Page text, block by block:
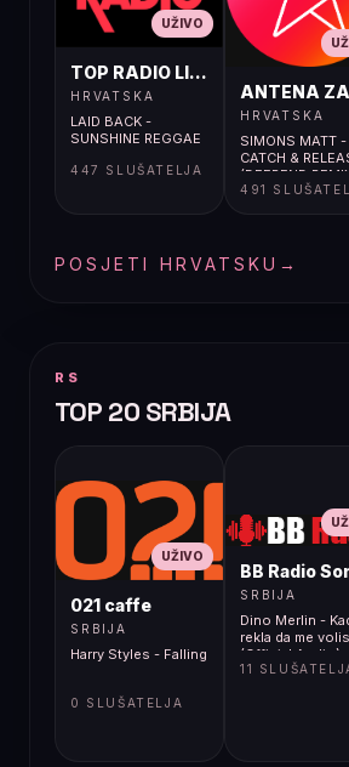
UŽIVO
TOP RADIO LIVE
HRVATSKA
LAID BACK -
SUNSHINE REGGAE
447 SLUŠATELJA
ANTENA
HRVATSKA
SIMONS MATT -
CATCH &
(DEEPEND
491
POSJETI HRVATSKU →
RS
TOP 20 SRBIJA
UŽIVO
021 caffe
SRBIJA
Harry Styles - Falling
0 SLUŠATELJA
BB Radio
SRBIJA
Dino Merlin -
rekla da me volis
(Official Audio)
[2000]
11